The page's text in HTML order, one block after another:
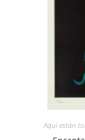
Aquí están